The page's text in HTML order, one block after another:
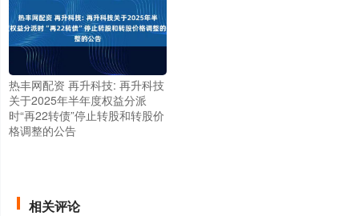
热丰网配资 再升科技: 再升科技
关于2025年半年度权益分派
时“再22转债”停止转股和转股价
格调整的公告
相关评论